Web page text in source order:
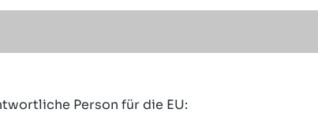
Person für die EU: